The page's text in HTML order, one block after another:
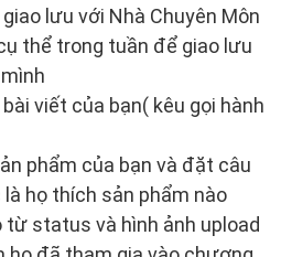
lưu với Nhà Chuyên Môn
thể trong tuần để giao lưu
viết của bạn( kêu gọi hành
phẩm của bạn và đặt câu
họ thích sản phẩm nào
từ status và hình ảnh upload